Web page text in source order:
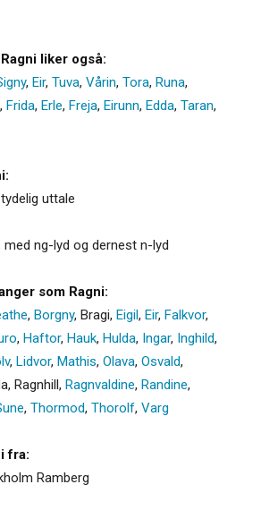
liker også:
, Eir, Tuva, Vårin, Tora, Runa,
, Frida, Erle, Freja, Eirunn, Edda, Taran,
uttale
med ng-lyd og dernest n-lyd
som Ragni:
, Borgny, Bragi, Eigil, Eir, Falkvor,
, Haftor, Hauk, Hulda, Ingar, Inghild,
, Lidvor, Mathis, Olava, Osvald,
, Ragnhill, Ragnvaldine, Randine,
, Thormod, Thorolf, Varg
fra:
Ramberg